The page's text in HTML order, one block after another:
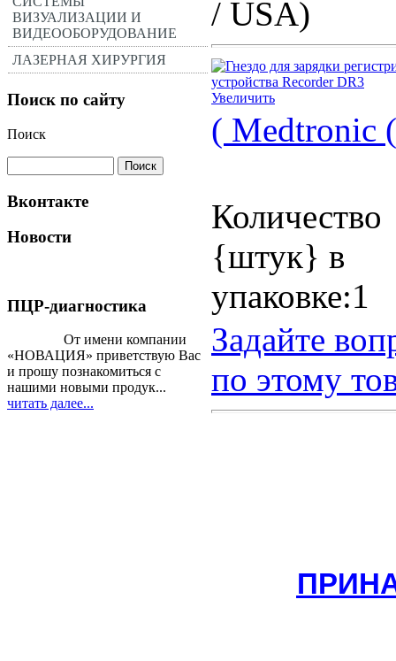
ВИЗУАЛИЗАЦИИ И
ВИДЕООБОРУДОВАНИЕ
ЛАЗЕРНАЯ ХИРУРГИЯ
Поиск по сайту
Поиск
Вконтакте
Новости
ПЦР-диагностика
От имени компании
«НОВАЦИЯ» приветствую Вас
и прошу познакомиться с
нашими новыми продук...
читать далее...
/ USA)
Увеличить
(
Количество
{штук} в
упаковке:1
Задайте
по этому